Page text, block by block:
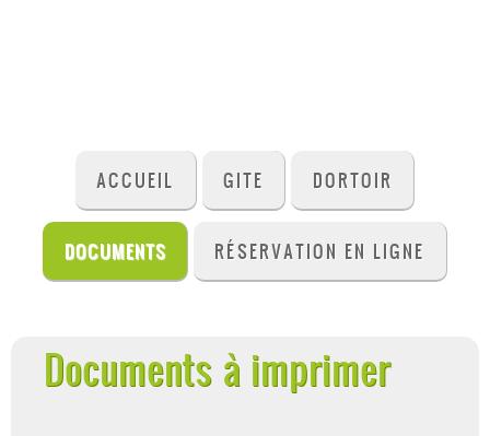
ACCUEIL GITE DORTOIR
DOCUMENTS RÉSERVATION EN LIGNE
Documents à imprimer